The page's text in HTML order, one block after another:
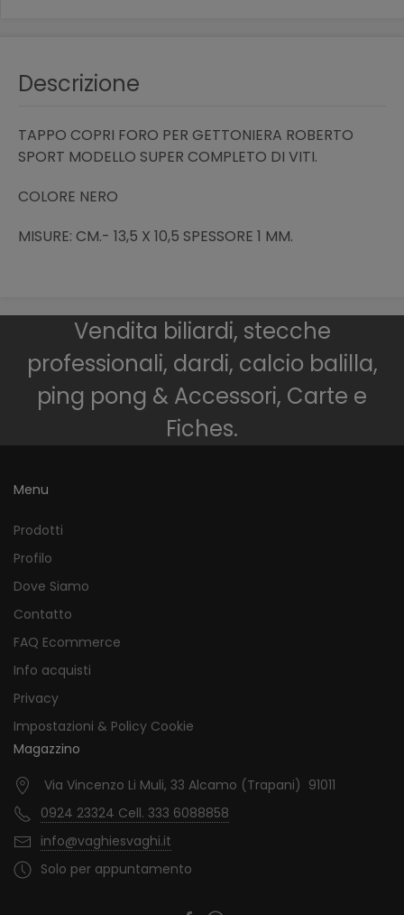
Descrizione
TAPPO COPRI FORO PER GETTONIERA ROBERTO
SPORT MODELLO SUPER COMPLETO DI VITI.
COLORE NERO
MISURE: CM.- 13,5 X 10,5 SPESSORE 1 MM.
Vendita biliardi, stecche
professionali, dardi, calcio balilla,
ping pong & Accessori, Carte e
Fiches.
Menu
Prodotti
Profilo
Dove Siamo
Contatto
FAQ Ecommerce
Info acquisti
Privacy
Impostazioni & Policy Cookie
Magazzino
Via Vincenzo Li Muli, 33 Alcamo (Trapani) 91011
0924 23324 Cell. 333 6088858
info@vaghiesvaghi.it
Solo per appuntamento